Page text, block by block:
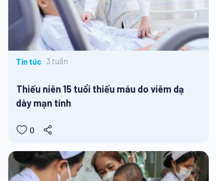
Tin tức 3 tuần
Thiếu niên 15 tuổi thiếu máu do viêm dạ
dày mạn tính
0